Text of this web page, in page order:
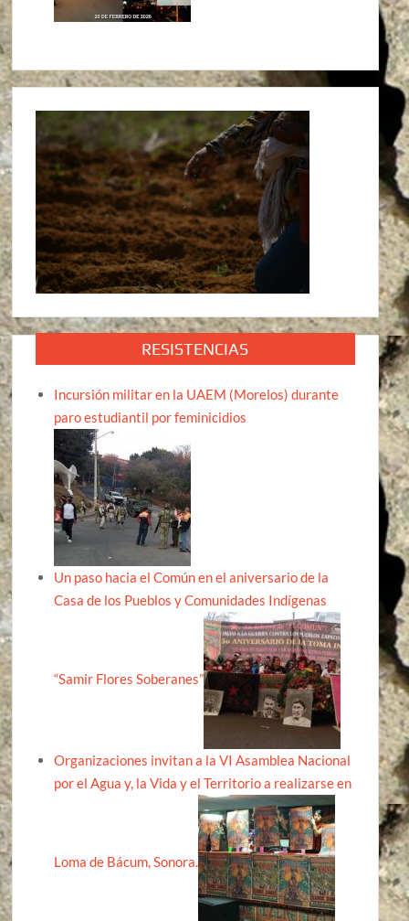
RESISTENCIAS
Incursión militar en la UAEM (Morelos) durante
paro estudiantil por feminicidios
Un paso hacia el Común en el aniversario de la
Casa de los Pueblos y Comunidades Indígenas
“Samir Flores Soberanes”
Organizaciones invitan a la VI Asamblea Nacional
por el Agua y, la Vida y el Territorio a realizarse en
Loma de Bácum, Sonora.